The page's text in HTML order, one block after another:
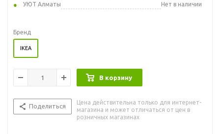
УЮТ Алматы
Нет в наличии
Бренд
IKEA
В корзину
Поделиться
Цена действительна только для интернет-
магазина и может отличаться от цен в
розничных магазинах